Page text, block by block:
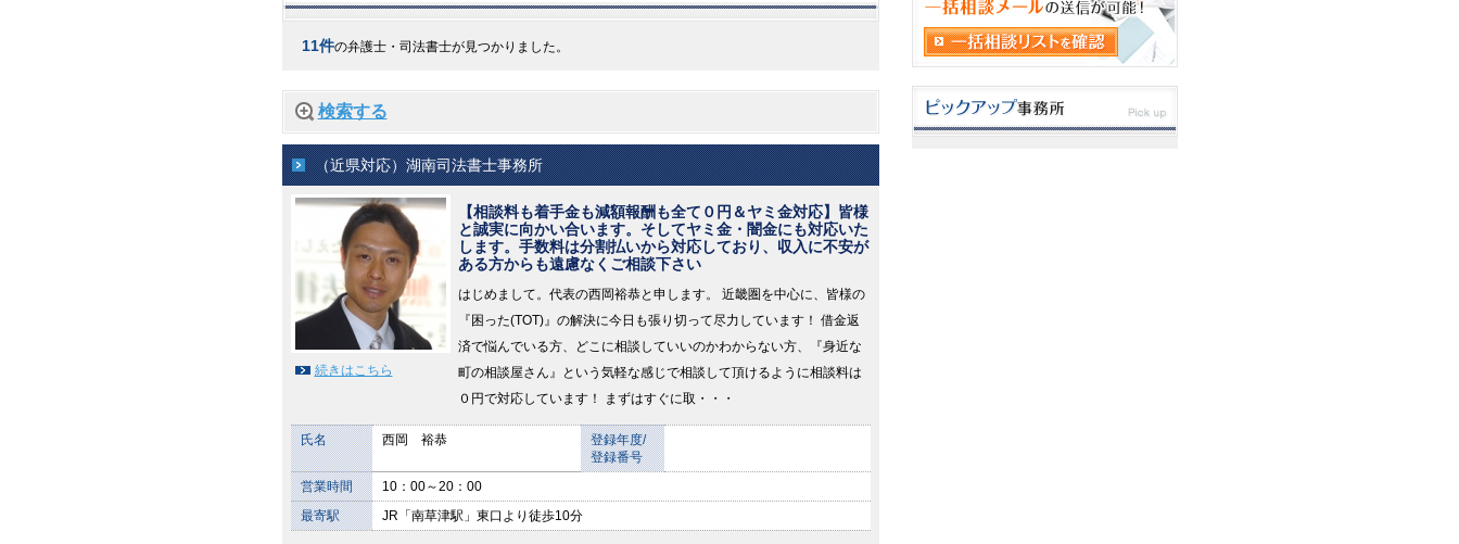
11件の弁護士・司法書士が見つかりました。
検索する
（近県対応）湖南司法書士事務所
【相談料も着手金も減額報酬も全て０円＆ヤミ金対応】皆様
と誠実に向かい合います。そしてヤミ金・闇金にも対応いた
します。手数料は分割払いから対応しており、収入に不安が
ある方からも遠慮なくご相談下さい
はじめまして。代表の西岡裕恭と申します。 近畿圏を中心に、皆様の
『困った(TOT)』の解決に今日も張り切って尽力しています！ 借金返
済で悩んでいる方、どこに相談していいのかわからない方、『身近な
町の相談屋さん』という気軽な感じで相談して頂けるように相談料は
０円で対応しています！ まずはすぐに取・・・
続きはこちら
氏名 西岡 裕恭
登録年度/
登録番号
営業時間
10：00～20：00
最寄駅
JR「南草津駅」東口より徒歩10分